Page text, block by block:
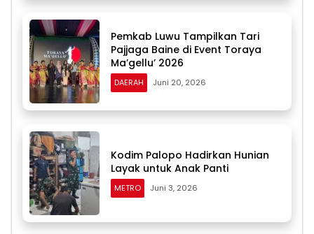
Pemkab Luwu Tampilkan Tari
Pajjaga Baine di Event Toraya
Ma’gellu’ 2026
DAERAH Juni 20, 2026
Kodim Palopo Hadirkan Hunian
Layak untuk Anak Panti
METRO Juni 3, 2026